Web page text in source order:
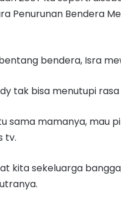
Penurunan Bendera
bendera, Isra
tak bisa menutupi
sama mamanya, mau
tv.
kita sekeluarga